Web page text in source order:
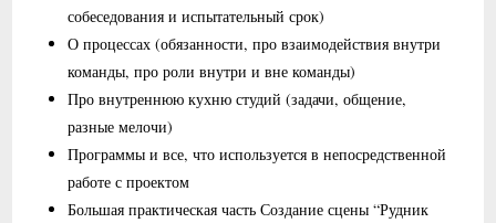
собеседования и испытательный срок)
О процессах (обязанности, про взаимодействия внутри
команды, про роли внутри и вне команды)
Про внутреннюю кухню студий (задачи, общение,
разные мелочи)
Программы и все, что используется в непосредственной
работе с проектом
Большая практическая часть Создание сцены “Рудник